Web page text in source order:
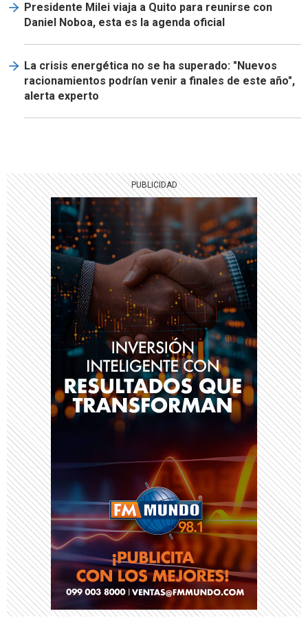
Presidente Milei viaja a Quito para reunirse con
Daniel Noboa, esta es la agenda oficial
La crisis energética no se ha superado: "Nuevos
racionamientos podrían venir a finales de este año",
alerta experto